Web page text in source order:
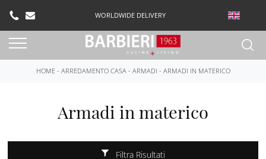
WORLDWIDE DELIVERY
HOME- ARREDAMENTO CASA- ARMADI - ARMADI IN MATERICO
Armadi in materico
Filtra Risultati